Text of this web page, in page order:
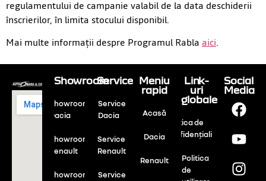
regulamentului de campanie valabil de la data deschiderii
înscrierilor, în limita stocului disponibil.
Mai multe informații despre Programul Rabla aici.
Showroom
Showroom
Dacia
Showroom
Renault
Showroom
Service
Service
Dacia
Service
Renault
Service
Meniu
rapid
Acasă
Dacia
Renault
Link-
uri
globale
Politica de
confidențialitate
Politica
de
Social
Media